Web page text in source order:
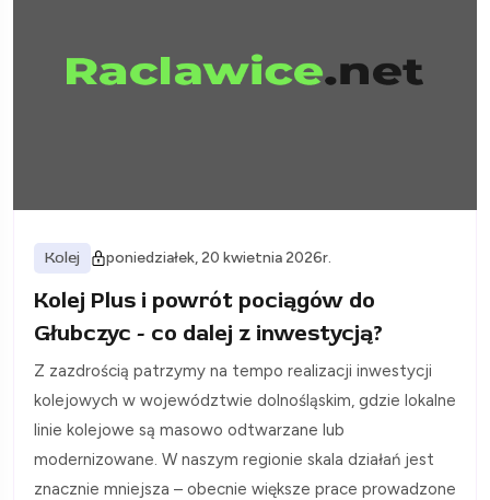
Kolej poniedziałek, 20 kwietnia 2026r.
Kolej Plus i powrót pociągów do
Głubczyc - co dalej z inwestycją?
Z zazdrością patrzymy na tempo realizacji inwestycji
kolejowych w województwie dolnośląskim, gdzie lokalne
linie kolejowe są masowo odtwarzane lub
modernizowane. W naszym regionie skala działań jest
znacznie mniejsza – obecnie większe prace prowadzone